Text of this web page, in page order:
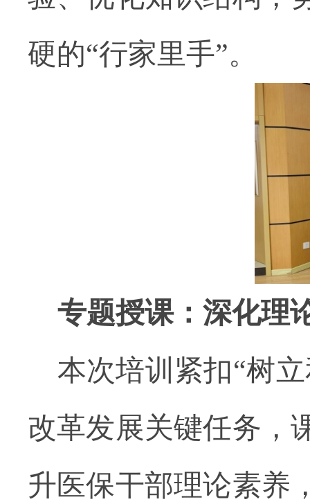
硬的“行家里手”。
专题授课：深化理
本次培训紧扣“树
改革发展关键任务，
升医保干部理论素养